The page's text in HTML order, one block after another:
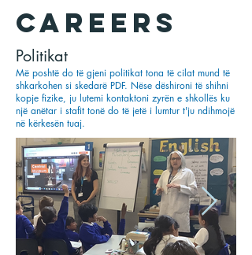
cAREERS
Politikat
Më poshtë do të gjeni politikat tona të cilat mund të
shkarkohen si skedarë PDF. Nëse dëshironi të shihni
kopje fizike, ju lutemi kontaktoni zyrën e shkollës ku
një anëtar i stafit tonë do të jetë i lumtur t'ju ndihmojë
në kërkesën tuaj.